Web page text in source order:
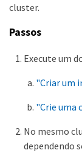
cluster.
Passos
Execute um
"Criar um
"Crie uma
No mesmo
dependendo